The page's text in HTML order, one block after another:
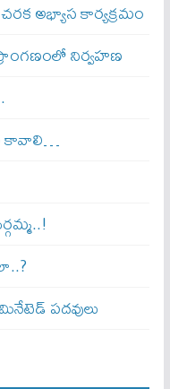
అభ్యాస కార్యక్రమం
నిర్వహణ
కావాలి…
పదవులు